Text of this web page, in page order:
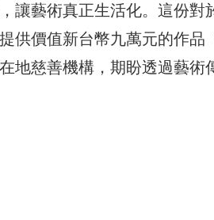
讓藝術真正生活化。這份
供價值新台幣九萬元的作品
地慈善機構，期盼透過藝